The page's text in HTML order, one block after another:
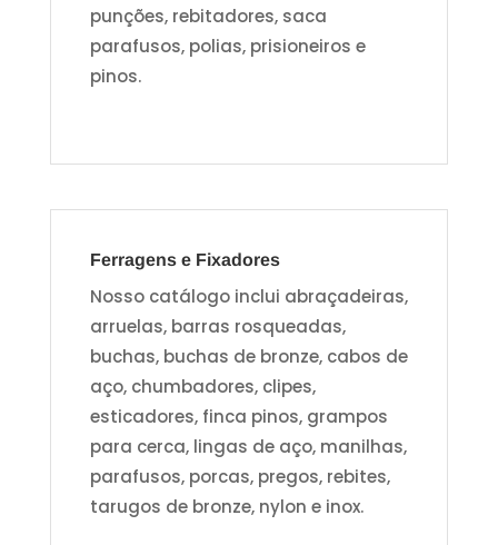
punções, rebitadores, saca
parafusos, polias, prisioneiros e
pinos.
Ferragens e Fixadores
Nosso catálogo inclui abraçadeiras,
arruelas, barras rosqueadas,
buchas, buchas de bronze, cabos de
aço, chumbadores, clipes,
esticadores, finca pinos, grampos
para cerca, lingas de aço, manilhas,
parafusos, porcas, pregos, rebites,
tarugos de bronze, nylon e inox.